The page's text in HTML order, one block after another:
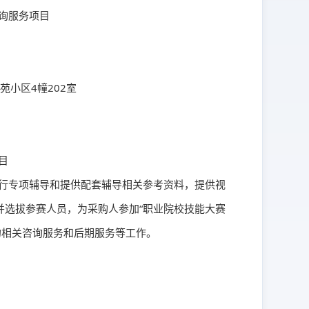
服务项目
小区4幢202室
专项辅导和提供配套辅导相关参考资料，提供视
拔参赛人员，为采购人参加“职业院校技能大赛
关咨询服务和后期服务等工作。